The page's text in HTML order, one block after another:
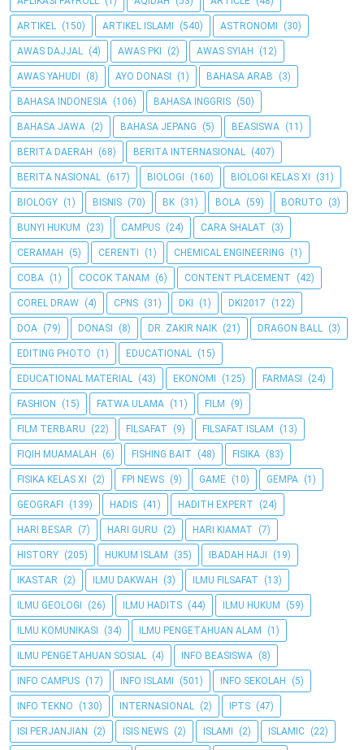
ARTIKEL (150) ARTIKEL ISLAMI (540) ASTRONOMI (30)
AWAS DAJJAL (4) AWAS PKI (2) AWAS SYIAH (12)
AWAS YAHUDI (8) AYO DONASI (1) BAHASA ARAB (3)
BAHASA INDONESIA (106) BAHASA INGGRIS (50)
BAHASA JAWA (2) BAHASA JEPANG (5) BEASISWA (11)
BERITA DAERAH (68) BERITA INTERNASIONAL (407)
BERITA NASIONAL (617) BIOLOGI (160) BIOLOGI KELAS XI (31)
BIOLOGY (1) BISNIS (70) BK (31) BOLA (59) BORUTO (3)
BUNYI HUKUM (23) CAMPUS (24) CARA SHALAT (3)
CERAMAH (5) CERENTI (1) CHEMICAL ENGINEERING (1)
COBA (1) COCOK TANAM (6) CONTENT PLACEMENT (42)
COREL DRAW (4) CPNS (31) DKI (1) DKI2017 (122)
DOA (79) DONASI (8) DR. ZAKIR NAIK (21) DRAGON BALL (3)
EDITING PHOTO (1) EDUCATIONAL (15)
EDUCATIONAL MATERIAL (43) EKONOMI (125) FARMASI (24)
FASHION (15) FATWA ULAMA (11) FILM (9)
FILM TERBARU (22) FILSAFAT (9) FILSAFAT ISLAM (13)
FIQIH MUAMALAH (6) FISHING BAIT (48) FISIKA (83)
FISIKA KELAS XI (2) FPI NEWS (9) GAME (10) GEMPA (1)
GEOGRAFI (139) HADIS (41) HADITH EXPERT (24)
HARI BESAR (7) HARI GURU (2) HARI KIAMAT (7)
HISTORY (205) HUKUM ISLAM (35) IBADAH HAJI (19)
IKASTAR (2) ILMU DAKWAH (3) ILMU FILSAFAT (13)
ILMU GEOLOGI (26) ILMU HADITS (44) ILMU HUKUM (59)
ILMU KOMUNIKASI (34) ILMU PENGETAHUAN ALAM (1)
ILMU PENGETAHUAN SOSIAL (4) INFO BEASISWA (8)
INFO CAMPUS (17) INFO ISLAMI (501) INFO SEKOLAH (5)
INFO TEKNO (130) INTERNASIONAL (2) IPTS (47)
ISI PERJANJIAN (2) ISIS NEWS (2) ISLAMI (2) ISLAMIC (22)